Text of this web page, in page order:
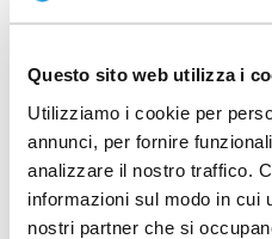
Questo sito web utilizza i
Utilizziamo i cookie per
annunci, per fornire
analizzare il nostro traffico.
informazioni sul modo in cui
nostri partner che si
Ogni viaggio inizia con
compito è aiutarti a
vacanza a Budoni, fuggi
in un mondo di emozioni!